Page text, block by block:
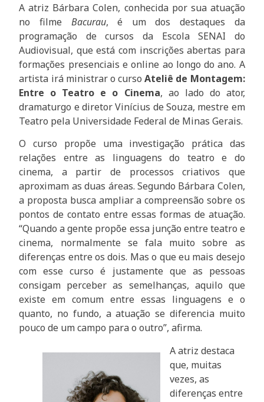
A atriz Bárbara Colen, conhecida por sua atuação
no filme Bacurau, é um dos destaques da
programação de cursos da Escola SENAI do
Audiovisual, que está com inscrições abertas para
formações presenciais e online ao longo do ano. A
artista irá ministrar o cursoAteliê de Montagem:
Entre o Teatro e o Cinema, ao lado do ator,
dramaturgo e diretor Vinícius de Souza, mestre em
Teatro pela Universidade Federal de Minas Gerais.
O curso propõe uma investigação prática das
relações entre as linguagens do teatro e do
cinema, a partir de processos criativos que
aproximam as duas áreas. Segundo Bárbara Colen,
a proposta busca ampliar a compreensão sobre os
pontos de contato entre essas formas de atuação.
“Quando a gente propõe essa junção entre teatro e
cinema, normalmente se fala muito sobre as
diferenças entre os dois. Mas o que eu mais desejo
com esse curso é justamente que as pessoas
consigam perceber as semelhanças, aquilo que
existe em comum entre essas linguagens e o
quanto, no fundo, a atuação se diferencia muito
pouco de um campo para o outro”, afirma.
A atriz destaca
que, muitas
vezes, as
diferenças entre